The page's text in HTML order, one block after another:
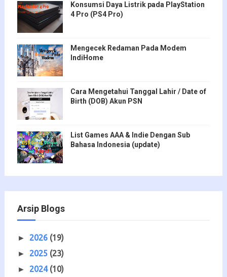
Konsumsi Daya Listrik pada PlayStation
4 Pro (PS4 Pro)
Mengecek Redaman Pada Modem
IndiHome
Cara Mengetahui Tanggal Lahir / Date of
Birth (DOB) Akun PSN
List Games AAA & Indie Dengan Sub
Bahasa Indonesia (update)
Arsip Blogs
► 2026 (19)
► 2025 (23)
► 2024 (10)